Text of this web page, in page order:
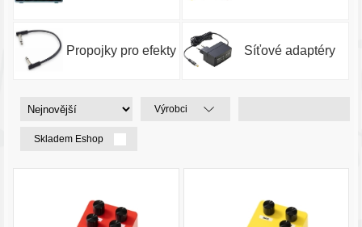
Propojky pro efekty Síťové adaptéry
Výrobci
Skladem Eshop